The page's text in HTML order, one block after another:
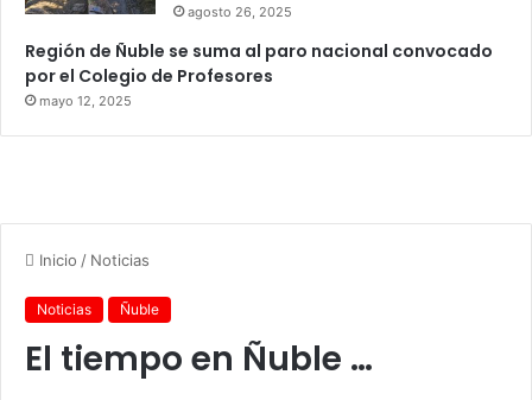
agosto 26, 2025
Región de Ñuble se suma al paro nacional convocado
por el Colegio de Profesores
mayo 12, 2025